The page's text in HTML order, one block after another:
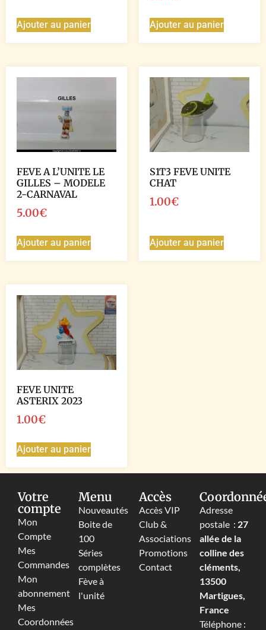
Ajouter au panier Ajouter au panier
FEVE A L’UNITE LE
GILLES – MODELE
2-CARNAVAL
5.00€
Ajouter au panier
S1T3 FEVE UNITE
CHAT
1.00€
Ajouter au panier
FEVE UNITE
ASTERIX 2023
1.00€
Ajouter au panier
Votre
compte
Mon
Compte
Mes
Commandes
Mon
abonnement
Mes
Coordonnées
Menu
Nouveautés
Boite de
100
Séries
complètes
Fève à
l'unité
Accès
Accès VIP
Club &
Associations
Promotions
Contact
Adresse
postale : 27
allée de la
colline des
cléments,
13500
Martigues,
France
Téléphone :